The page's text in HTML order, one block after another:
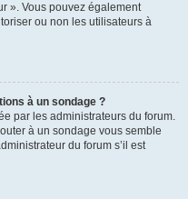
». Vous pouvez également
ou non les utilisateurs à
à un sondage ?
par les administrateurs du forum.
à un sondage vous semble
du forum s’il est